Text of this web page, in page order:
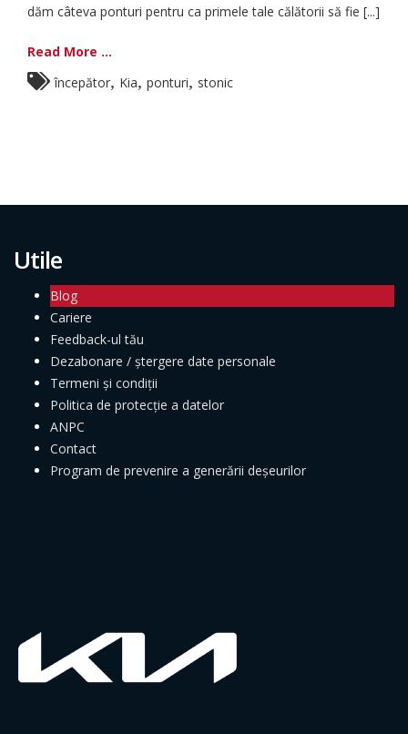
dăm câteva ponturi pentru ca primele tale călătorii să fie [...]
Read More ...
începător, Kia, ponturi, stonic
Utile
Blog
Cariere
Feedback-ul tău
Dezabonare / ștergere date personale
Termeni și condiții
Politica de protecție a datelor
ANPC
Contact
Program de prevenire a generării deșeurilor